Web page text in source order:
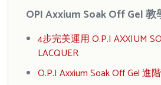
OPI Axxium Soak Off Gel 教
4步完美運用 O.P.I AXXIUM
LACQUER
O.P.I Axxium Soak Off Gel 進